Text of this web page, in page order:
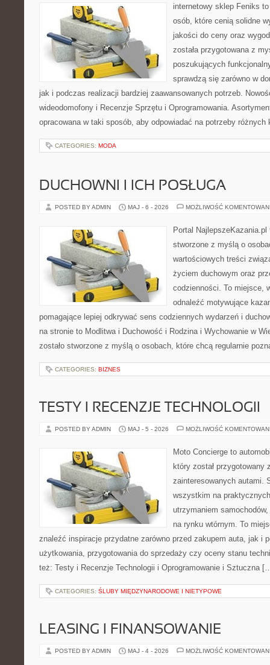
internetowy sklep Feniks
osób, które cenią solidne
jakości do ceny oraz
została przygotowana z
poszukujących
sprawdzą się zarówno w
jak i podczas realizacji bardziej zaawansowanych potrzeb.
wideodomofony i Recenzje Sprzętu i Oprogramowania.
opracowana w taki sposób, aby odpowiadać na potrzeby
CATEGORIES: MODA
DUCHOWNI I ICH POSŁUGA
POSTED BY ADMIN MAJ - 6 - 2026 MOŻLIWOŚĆ
Portal
stworzone z myślą o
wartościowych treści
życiem duchowym oraz
codzienności. To miejsce,
odnaleźć motywujące
pomagające lepiej odkrywać sens codziennych wydarzeń i
na stronie to Modlitwa i Duchowość i Rodzina i Wychowanie w
zostało stworzone z myślą o osobach, które chcą regularnie
CATEGORIES: BIZNES
TESTY I RECENZJE TECHNOLOGII
POSTED BY ADMIN MAJ - 5 - 2026 MOŻLIWOŚĆ
Moto Concierge to
który został przygotowany
zainteresowanych autami.
wszystkim na
utrzymaniem
na rynku wtórnym. To
znaleźć inspiracje przydatne zarówno przed zakupem auta, jak i
użytkowania, przygotowania do sprzedaży czy oceny stanu
też: Testy i Recenzje Technologii i Oprogramowanie i Sztuczna
CATEGORIES: ŚLUBY MIĘDZYNARODOWE I NIETYPOWE
LEASING I FINANSOWANIE
POSTED BY ADMIN MAJ - 4 - 2026 MOŻLIWOŚĆ